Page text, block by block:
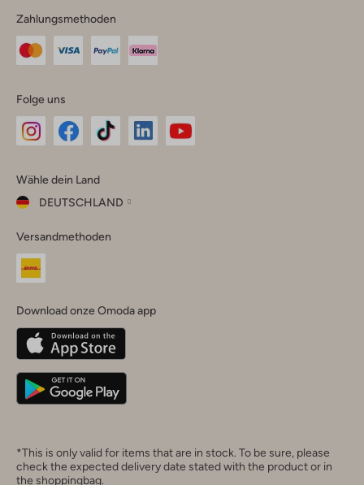
Zahlungsmethoden
Folge uns
Instagram
Facebook
TikTok
Wähle dein Land
DEUTSCHLAND
dein
Land
Belgique(Français)
Deutschland
Versandmethoden
Download onze Omoda app
*This is only valid for items that are in stock. To be sure, please
check the expected delivery date stated with the product or in
the shoppingbag.